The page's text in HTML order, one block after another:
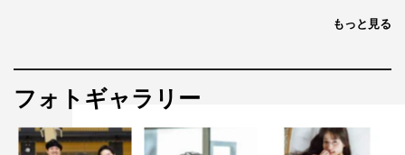
もっと見る
フォトギャラリー